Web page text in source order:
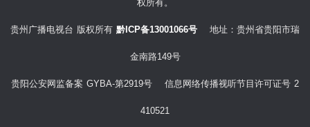
权所有。
贵州广播电视台 版权所有 黔ICP备13001066号 地址：贵州省贵阳市瑞
金南路149号
贵阳公安网监备案 GYBA-第2919号 信息网络传播视听节目许可证号 2
410521